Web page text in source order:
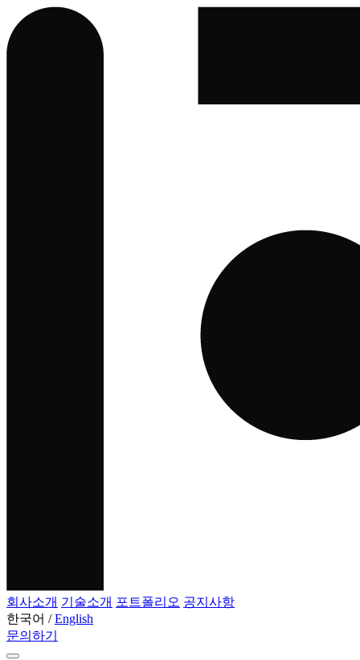
회사소개 기술소개 포트폴리오 공지사항
한국어 / English
문의하기